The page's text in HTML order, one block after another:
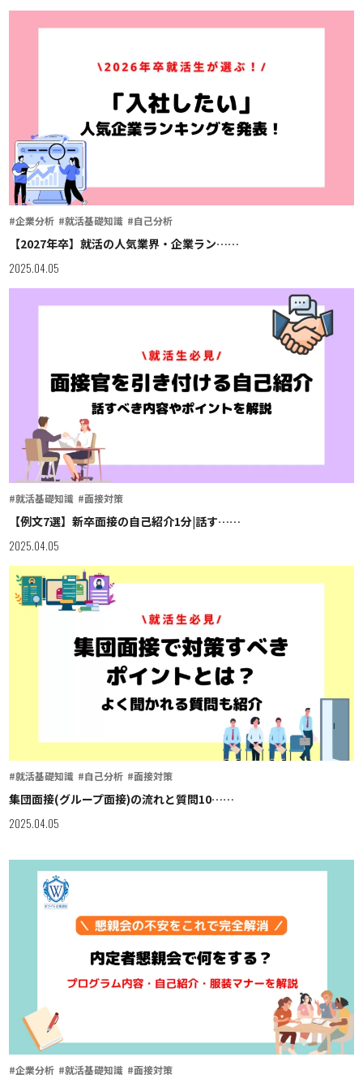
#企業分析 #就活基礎知識 #自己分析
【2027年卒】就活の人気業界・企業ラン……
2025.04.05
#就活基礎知識 #面接対策
【例文7選】新卒面接の自己紹介1分|話す……
2025.04.05
#就活基礎知識 #自己分析 #面接対策
集団面接(グループ面接)の流れと質問10……
2025.04.05
#企業分析 #就活基礎知識 #面接対策